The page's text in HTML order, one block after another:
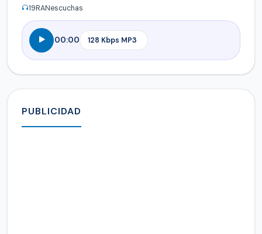
19RANescuchas
00:00
PUBLICIDAD